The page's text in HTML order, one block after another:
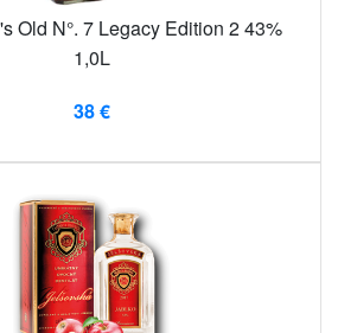
Old N°. 7 Legacy Edition 2 43%
1,0L
38 €